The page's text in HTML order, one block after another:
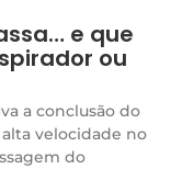
e que
ou
a conclusão do
velocidade no
do